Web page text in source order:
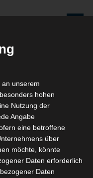
BESSER!
unserem
hohen
Nutzung der
Angabe
eine betroffene
über
möchte, könnte
Daten erforderlich
Daten